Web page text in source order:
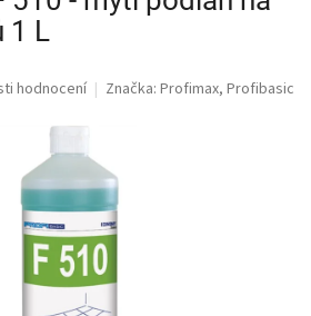
1 L
hodnocení Značka: Profimax, Profibasic